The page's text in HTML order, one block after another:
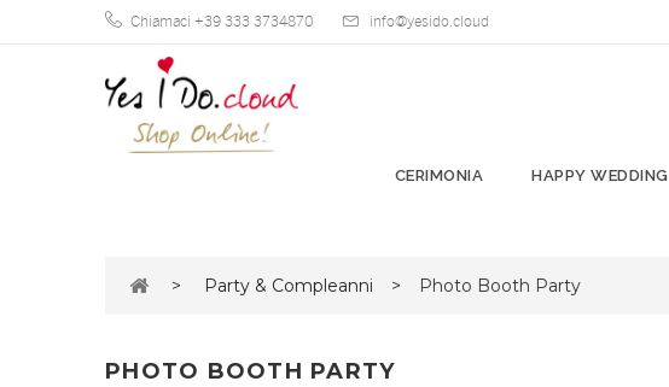
Chiamaci +39 333 3734870 info@yesido.cloud
CERIMONIA HAPPY WEDDING
> Party & Compleanni > Photo Booth Party
PHOTO BOOTH PARTY